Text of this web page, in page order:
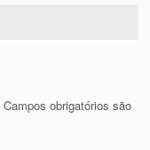
Campos obrigatórios são